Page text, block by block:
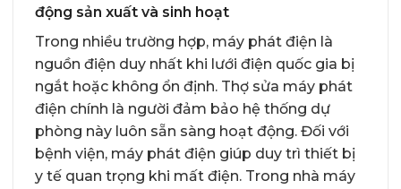
động sản xuất và sinh hoạt
Trong nhiều trường hợp, máy phát điện là
nguồn điện duy nhất khi lưới điện quốc gia bị
ngắt hoặc không ổn định. Thợ sửa máy phát
điện chính là người đảm bảo hệ thống dự
phòng này luôn sẵn sàng hoạt động. Đối với
bệnh viện, máy phát điện giúp duy trì thiết bị
y tế quan trọng khi mất điện. Trong nhà máy